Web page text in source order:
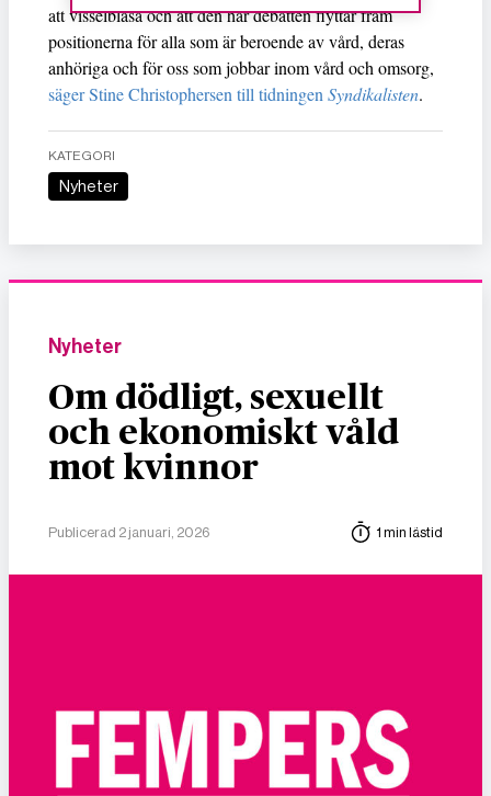
att visselblåsa och att den här debatten flyttar fram
positionerna för alla som är beroende av vård, deras
anhöriga och för oss som jobbar inom vård och omsorg,
säger Stine Christophersen till tidningenSyndikalisten.
KATEGORI
Nyheter
Nyheter
Om dödligt, sexuellt
och ekonomiskt våld
mot kvinnor
Publicerad 2 januari, 2026 1 min lästid